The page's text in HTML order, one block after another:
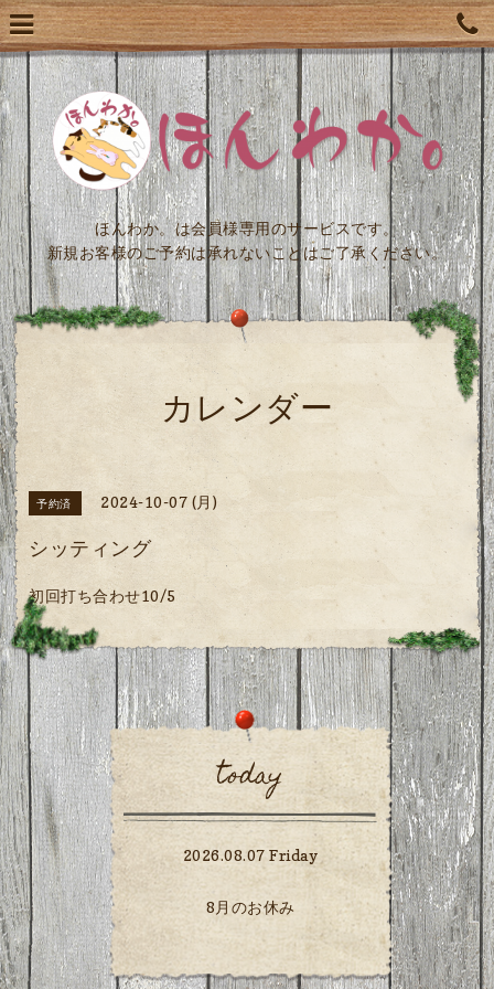
ほんわか。は会員様専用のサービスです。
新規お客様のご予約は承れないことはご了承ください。
カレンダー
予約済 2024-10-07 (月)
シッティング
初回打ち合わせ10/5
today
2026.08.07 Friday
8月のお休み